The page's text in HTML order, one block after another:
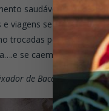
saudável e de sucesso.
viagens se mantendo
trocadas por estudos
se caem, podem ir
de Bacardi nos